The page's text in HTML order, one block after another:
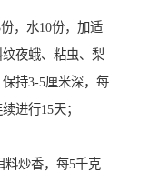
，水10份，加适
夜蛾、粘虫、梨
持3-5厘米深，每
进行15天；
料炒香，每5千克